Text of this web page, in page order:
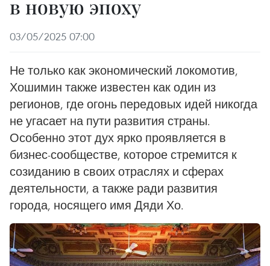
в новую эпоху
03/05/2025 07:00
Не только как экономический локомотив,
Хошимин также известен как один из
регионов, где огонь передовых идей никогда
не угасает на пути развития страны.
Особенно этот дух ярко проявляется в
бизнес-сообществе, которое стремится к
созиданию в своих отраслях и сферах
деятельности, а также ради развития
города, носящего имя Дяди Хо.